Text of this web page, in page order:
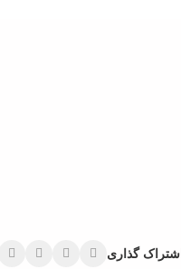
اشتراک گذاری